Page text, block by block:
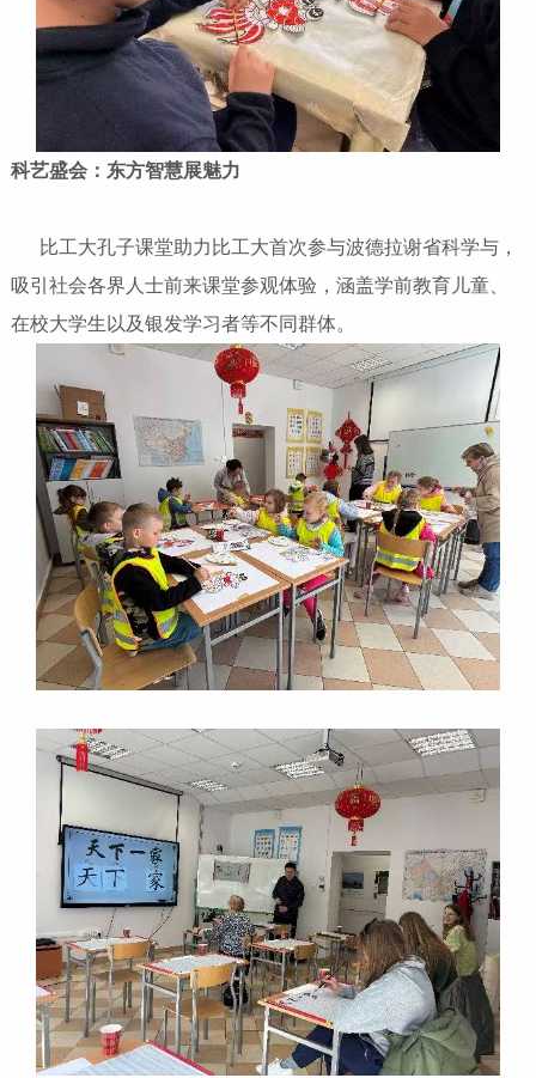
科艺盛会：东方智慧展魅力
比工大孔子课堂助力比工大首次参与波德拉谢省科学与，
吸引社会各界人士前来课堂参观体验，涵盖学前教育儿童、
在校大学生以及银发学习者等不同群体。